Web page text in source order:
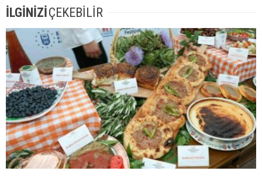
İLGİNİZİÇEKEBİLİR